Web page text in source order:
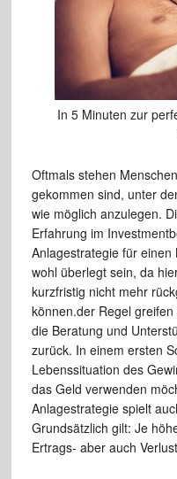
In 5 Minuten zur
Oftmals stehen
gekommen sind, unter
wie möglich anzulegen.
Erfahrung im
Anlagestrategie für einen
wohl überlegt sein, da
kurzfristig nicht mehr
können.der Regel
die Beratung und
zurück. In einem ersten
Lebenssituation des
das Geld verwenden
Anlagestrategie spielt
Grundsätzlich gilt: Je
Ertrags- aber auch